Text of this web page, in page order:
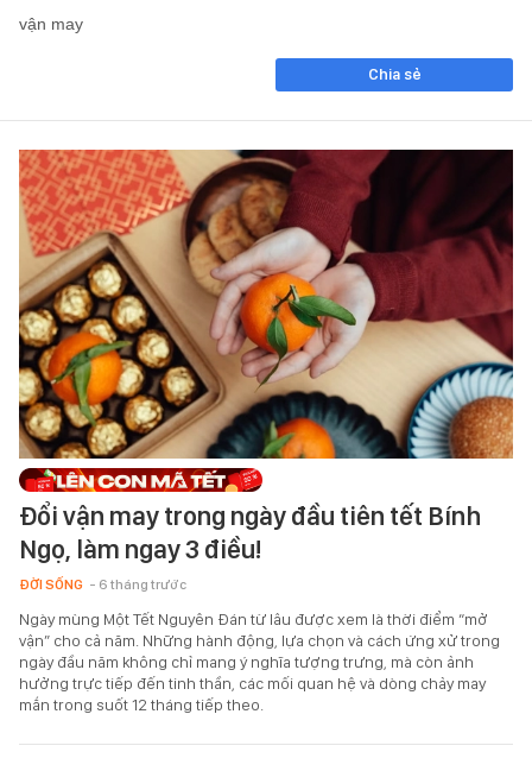
vận may
Chia sẻ
Đổi vận may trong ngày đầu tiên tết Bính
Ngọ, làm ngay 3 điều!
ĐỜI SỐNG - 6 tháng trước
Ngày mùng Một Tết Nguyên Đán từ lâu được xem là thời điểm “mở
vận” cho cả năm. Những hành động, lựa chọn và cách ứng xử trong
ngày đầu năm không chỉ mang ý nghĩa tượng trưng, mà còn ảnh
hưởng trực tiếp đến tinh thần, các mối quan hệ và dòng chảy may
mắn trong suốt 12 tháng tiếp theo.